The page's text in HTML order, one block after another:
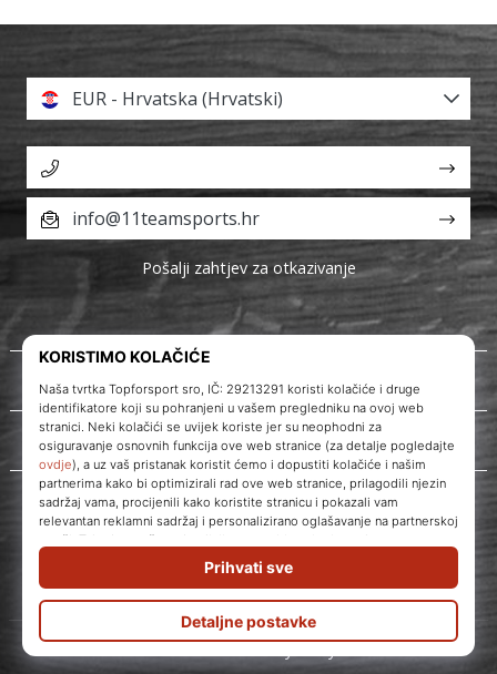
WePlayVolleyball.hr
O nama
Korisnička podrška
EUR - Hrvatska (Hrvatski)
info@11teamsports.hr
Pošalji zahtjev za otkazivanje
© 2010 – 2026 WePlayVolleyball.hr